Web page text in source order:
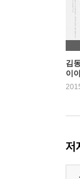
김
이
저